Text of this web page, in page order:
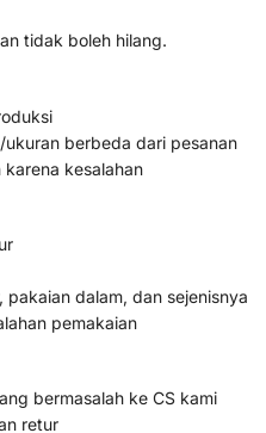
tidak boleh hilang.
berbeda dari pesanan
kesalahan
dalam, dan sejenisnya
pemakaian
bermasalah ke CS kami
retur